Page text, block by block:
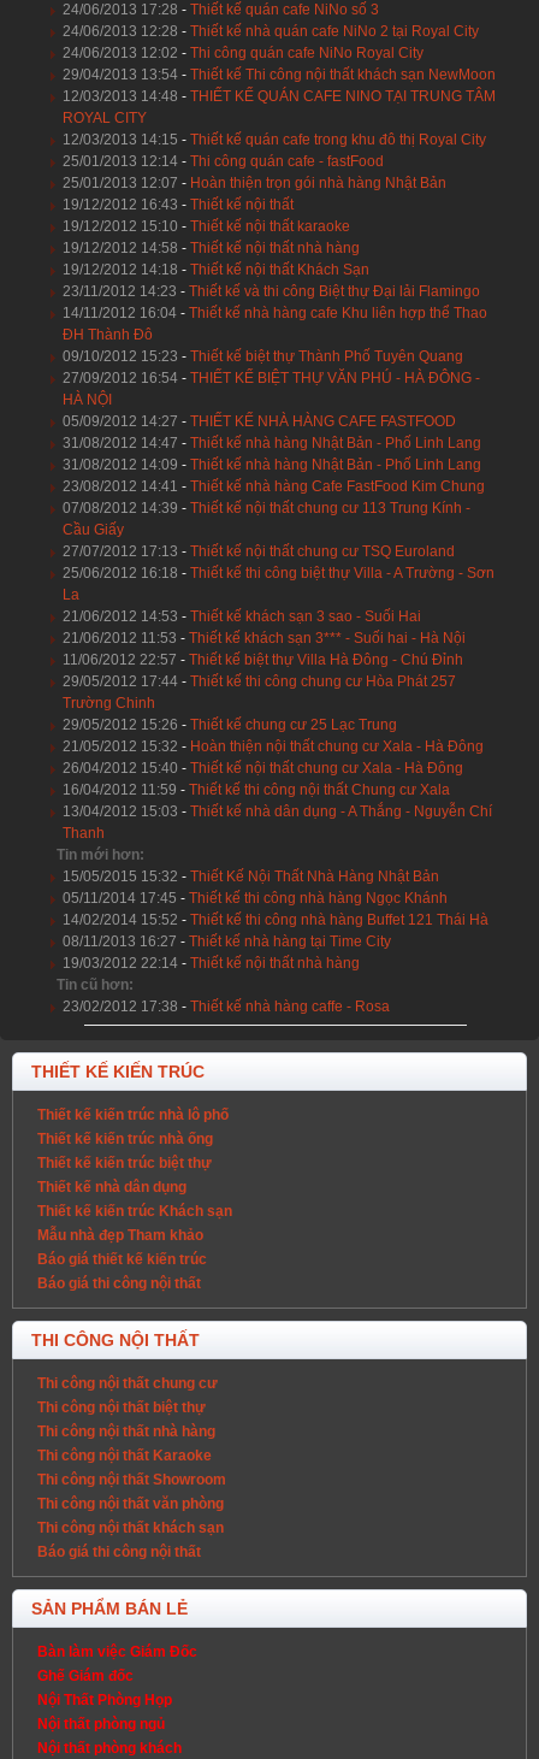
24/06/2013 17:28 - Thiết kế quán cafe NiNo số 3
24/06/2013 12:28 - Thiết kế nhà quán cafe NiNo 2 tại Royal City
24/06/2013 12:02 - Thi công quán cafe NiNo Royal City
29/04/2013 13:54- Thiết kế Thi công nội thất khách sạn NewMoon
12/03/2013 14:48 - THIẾT KẾ QUÁN CAFE NINO TẠI TRUNG TÂM
ROYAL CITY
12/03/2013 14:15 - Thiết kế quán cafe trong khu đô thị Royal City
25/01/2013 12:14- Thi công quán cafe - fastFood
25/01/2013 12:07 - Hoàn thiện trọn gói nhà hàng Nhật Bản
19/12/2012 16:43 - Thiết kế nội thất
19/12/2012 15:10 - Thiết kế nội thất karaoke
19/12/2012 14:58 - Thiết kế nội thất nhà hàng
19/12/2012 14:18 - Thiết kế nội thất Khách Sạn
23/11/2012 14:23 - Thiết kế và thi công Biệt thự Đại lải Flamingo
14/11/2012 16:04- Thiết kế nhà hàng cafe Khu liên hợp thể Thao
ĐH Thành Đô
09/10/2012 15:23 - Thiết kế biệt thự Thành Phố Tuyên Quang
27/09/2012 16:54- THIẾT KẾ BIỆT THỰ VĂN PHÚ - HÀ ĐÔNG -
HÀ NỘI
05/09/2012 14:27 - THIẾT KẾ NHÀ HÀNG CAFE FASTFOOD
31/08/2012 14:47 - Thiết kế nhà hàng Nhật Bản - Phố Linh Lang
31/08/2012 14:09 - Thiết kế nhà hàng Nhật Bản - Phố Linh Lang
23/08/2012 14:41 - Thiết kế nhà hàng Cafe FastFood Kim Chung
07/08/2012 14:39 - Thiết kế nội thất chung cư 113 Trung Kính -
Cầu Giấy
27/07/2012 17:13 - Thiết kế nội thất chung cư TSQ Euroland
25/06/2012 16:18 - Thiết kế thi công biệt thự Villa - A Trường - Sơn
La
21/06/2012 14:53 - Thiết kế khách sạn 3 sao - Suối Hai
21/06/2012 11:53 - Thiết kế khách sạn 3*** - Suối hai - Hà Nội
11/06/2012 22:57 - Thiết kế biệt thự Villa Hà Đông - Chú Đỉnh
29/05/2012 17:44- Thiết kế thi công chung cư Hòa Phát 257
Trường Chinh
29/05/2012 15:26 - Thiết kế chung cư 25 Lạc Trung
21/05/2012 15:32 - Hoàn thiện nội thất chung cư Xala - Hà Đông
26/04/2012 15:40 - Thiết kế nội thất chung cư Xala - Hà Đông
16/04/2012 11:59 - Thiết kế thi công nội thất Chung cư Xala
13/04/2012 15:03 - Thiết kế nhà dân dụng - A Thắng - Nguyễn Chí
Thanh
Tin mới hơn:
15/05/2015 15:32 - Thiết Kế Nội Thất Nhà Hàng Nhật Bản
05/11/2014 17:45 - Thiết kế thi công nhà hàng Ngọc Khánh
14/02/2014 15:52 - Thiết kế thi công nhà hàng Buffet 121 Thái Hà
08/11/2013 16:27 - Thiết kế nhà hàng tại Time City
19/03/2012 22:14- Thiết kế nội thất nhà hàng
Tin cũ hơn:
23/02/2012 17:38 - Thiết kế nhà hàng caffe - Rosa
THIẾT KẾ KIẾN TRÚC
Thiết kế kiến trúc nhà lô phố
Thiết kế kiến trúc nhà ống
Thiết kế kiến trúc biệt thự
Thiết kế nhà dân dụng
Thiết kế kiến trúc Khách sạn
Mẫu nhà đẹp Tham khảo
Báo giá thiết kế kiến trúc
Báo giá thi công nội thất
THI CÔNG NỘI THẤT
Thi công nội thất chung cư
Thi công nội thất biệt thự
Thi công nội thất nhà hàng
Thi công nội thất Karaoke
Thi công nội thất Showroom
Thi công nội thất văn phòng
Thi công nội thất khách sạn
Báo giá thi công nội thất
SẢN PHẨM BÁN LẺ
Bàn làm việc Giám Đốc
Ghế Giám đốc
Nội Thất Phòng Họp
Nội thất phòng ngủ
Nội thất phòng khách